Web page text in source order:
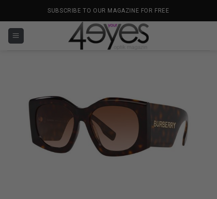
SUBSCRIBE TO OUR MAGAZINE FOR FREE